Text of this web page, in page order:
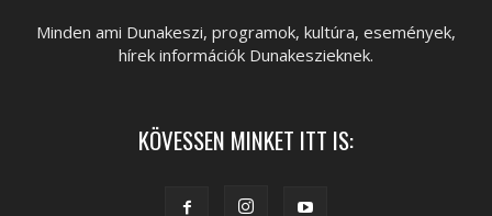
Minden ami Dunakeszi, programok, kultúra, események,
hírek információk Dunakeszieknek.
KÖVESSEN MINKET ITT IS: